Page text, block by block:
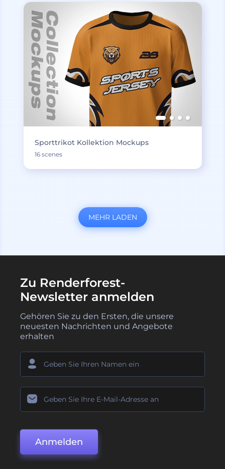
Sporttrikot Kollektion Mockups
16 scenes
MEHR LADEN
Zu Renderforest-
Newsletter anmelden
Gehören Sie zu den Ersten, die unsere
neuesten Nachrichten und Angebote
erhalten
Anmelden